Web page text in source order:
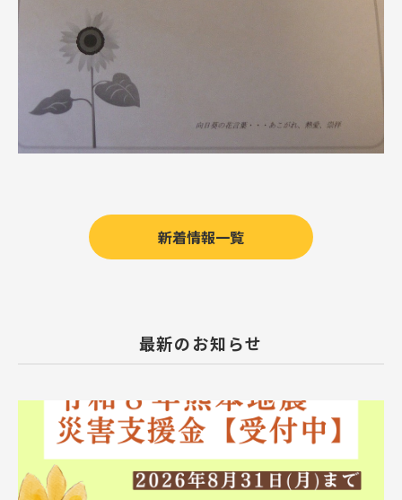
新着情報一覧
最新のお知らせ